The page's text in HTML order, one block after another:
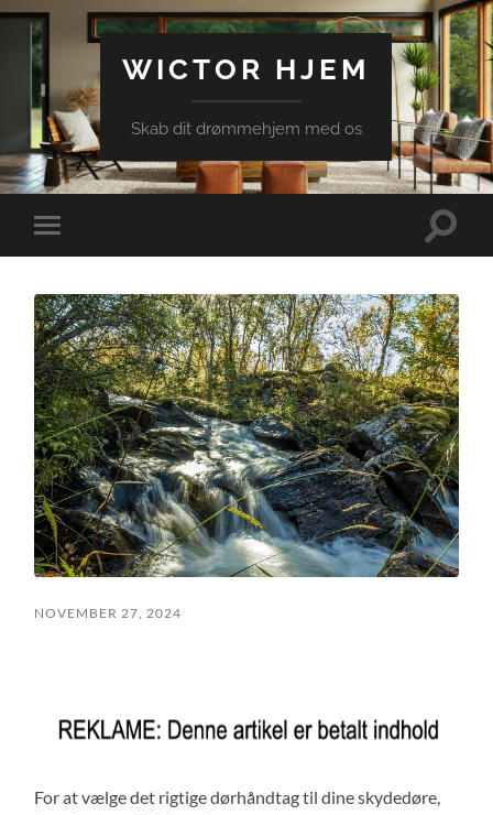
WICTOR HJEM
Skab dit drømmehjem med os
Toggle
mobile
Toggle
NOVEMBER 27, 2024
For at vælge det rigtige dørhåndtag til dine skydedøre,